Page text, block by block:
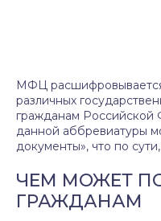
МФЦ
различных
гражданам Российской
данной аббревиатуры
документы», что по
ЧЕМ МОЖЕТ
ГРАЖДАНАМ